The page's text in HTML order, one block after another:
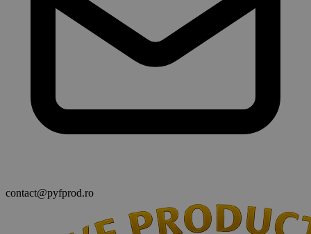
contact@pyfprod.ro